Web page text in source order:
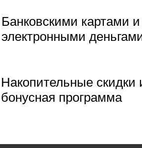
Банковскими картами и
электронными
Накопительные скидки
бонусная программа